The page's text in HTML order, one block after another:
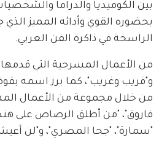
بين الكوميديا والدراما
بحضوره القوي وأدائه المميز
الراسخة في ذاكرة الفن العربي.
من الأعمال المسرحية التي قدمها
و"قريب وغريب"، كما برز اسمه بقوة
من خلال مجموعة من الأعمال
"سمارة"، "جحا المصري"، و"لن